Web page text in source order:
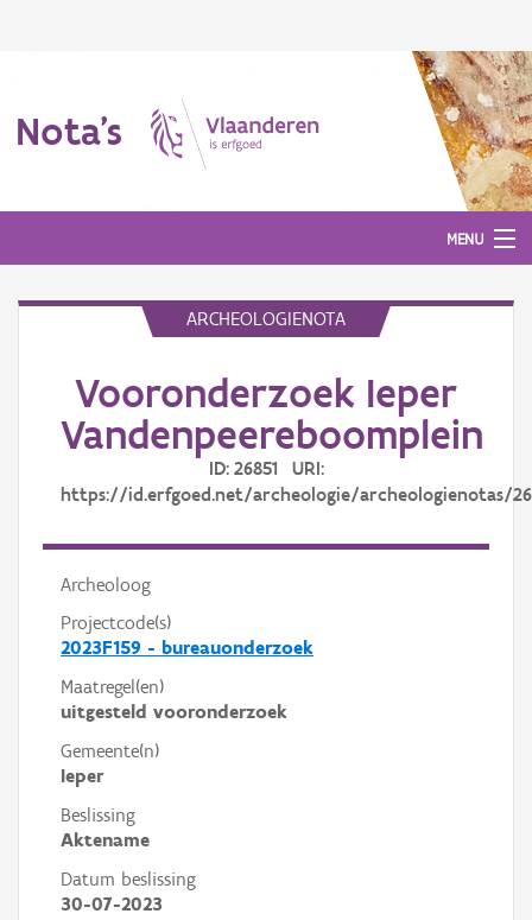
Nota's
MENU
Aanmelden
ARCHEOLOGIENOTA
Vooronderzoek Ieper
Vandenpeereboomplein
ID: 26851 URI:
https://id.erfgoed.net/archeologie/archeologienotas/
Archeoloog
Projectcode(s)
2023F159 - bureauonderzoek
Maatregel(en)
uitgesteld vooronderzoek
Gemeente(n)
Ieper
Beslissing
Aktename
Datum beslissing
30-07-2023